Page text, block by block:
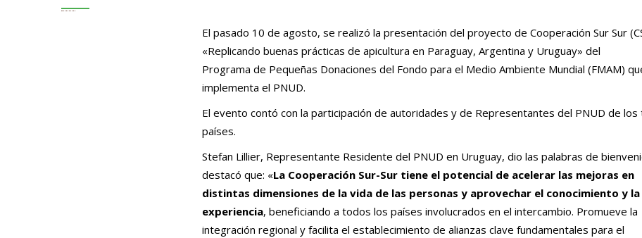
El pasado 10 de agosto, se realizó la presentación del proyecto de Cooperación Sur Sur
«Replicando buenas prácticas de apicultura en Paraguay, Argentina y Uruguay» del
Programa de Pequeñas Donaciones del Fondo para el Medio Ambiente Mundial (FMAM)
implementa el PNUD.
El evento contó con la participación de autoridades y de Representantes del PNUD de los
países.
Stefan Lillier, Representante Residente del PNUD en Uruguay, dio las palabras de
destacó que: «La Cooperación Sur-Sur tiene el potencial de acelerar las mejoras en
distintas dimensiones de la vida de las personas y aprovechar el conocimiento y la
experiencia, beneficiando a todos los países involucrados en el intercambio. Promueve la
integración regional y facilita el establecimiento de alianzas clave fundamentales para el